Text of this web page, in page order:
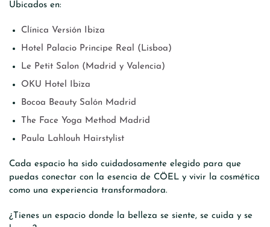
Ubicados en:
Clínica Versión Ibiza
Hotel Palacio Principe Real (Lisboa)
Le Petit Salon (Madrid y Valencia)
OKU Hotel Ibiza
Bocoa Beauty Salón Madrid
The Face Yoga Method Madrid
Paula Lahlouh Hairstylist
Cada espacio ha sido cuidadosamente elegido para que
puedas conectar con la esencia de CÖEL y vivir la cosmética
como una experiencia transformadora.
¿Tienes un espacio donde la belleza se siente, se cuida y se